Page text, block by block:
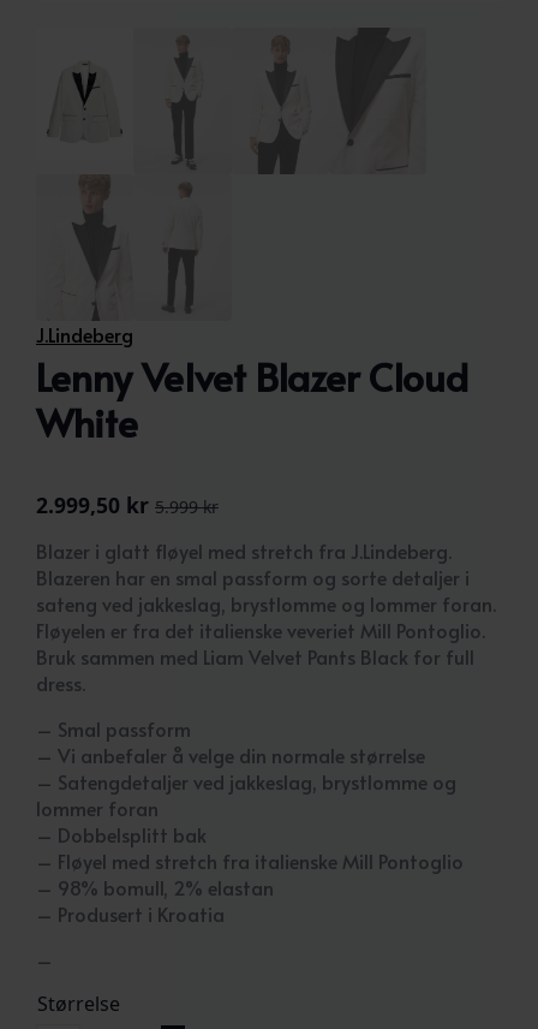
J.Lindeberg
Lenny Velvet Blazer Cloud
White
5.999kr
Opprinnelig
pris
var:
5.999 kr.
2.999,50 kr
Nåværende
pris
er:
2.999,50 kr.
Blazer i glatt fløyel med stretch fra J.Lindeberg.
Blazeren har en smal passform og sorte detaljer i
sateng ved jakkeslag, brystlomme og lommer foran.
Fløyelen er fra det italienske veveriet Mill Pontoglio.
Bruk sammen med Liam Velvet Pants Black for full
dress.
– Smal passform
– Vi anbefaler å velge din normale størrelse
– Satengdetaljer ved jakkeslag, brystlomme og
lommer foran
– Dobbelsplitt bak
– Fløyel med stretch fra italienske Mill Pontoglio
– 98% bomull, 2% elastan
– Produsert i Kroatia
–
Størrelse